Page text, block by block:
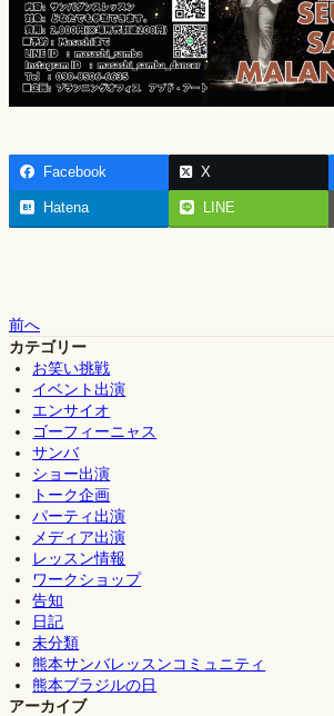
Facebook X
Hatena LINE
前へ
カテゴリー
お笑い挑戦
イベント出演
エンサイオ
ゴーフィーニャス
サンバ
ショー出演
トーク企画
パーティ出演
メディア出演
レッスン情報
ワークショップ
告知
日記
未分類
熊本サンバレッスンコミュニティ
熊本ブラジルの日
アーカイブ